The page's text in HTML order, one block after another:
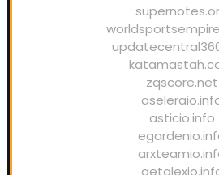
zqscore.net
asticio.info